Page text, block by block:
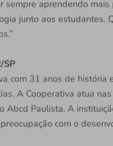
sempre aprendendo
junto aos estudantes.
SP
com 31 anos de história
A Cooperativa atua
Abcd Paulista. A
com o